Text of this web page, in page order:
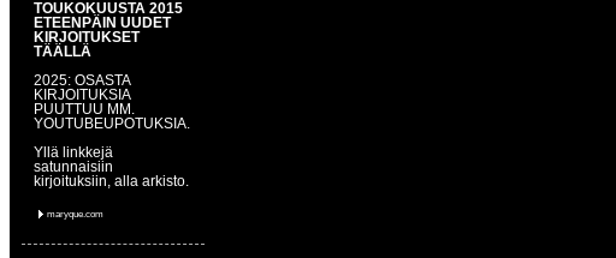
TOUKOKUUSTA 2015
ETEENPÄIN UUDET
KIRJOITUKSET
TÄÄLLÄ
2025: OSASTA
KIRJOITUKSIA
PUUTTUU MM.
YOUTUBEUPOTUKSIA.
Yllä linkkejä
satunnaisiin
kirjoituksiin, alla arkisto.
maryque.com